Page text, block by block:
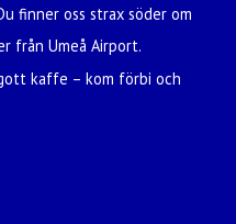
finner oss strax söder om
från Umeå Airport.
kaffe – kom förbi och